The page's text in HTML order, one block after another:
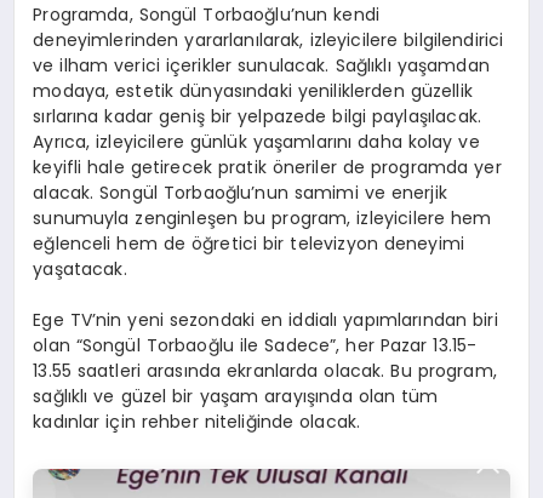
Programda, Songül Torbaoğlu’nun kendi
deneyimlerinden yararlanılarak, izleyicilere bilgilendirici
ve ilham verici içerikler sunulacak. Sağlıklı yaşamdan
modaya, estetik dünyasındaki yeniliklerden güzellik
sırlarına kadar geniş bir yelpazede bilgi paylaşılacak.
Ayrıca, izleyicilere günlük yaşamlarını daha kolay ve
keyifli hale getirecek pratik öneriler de programda yer
alacak. Songül Torbaoğlu’nun samimi ve enerjik
sunumuyla zenginleşen bu program, izleyicilere hem
eğlenceli hem de öğretici bir televizyon deneyimi
yaşatacak.
Ege TV’nin yeni sezondaki en iddialı yapımlarından biri
olan “Songül Torbaoğlu ile Sadece”, her Pazar 13.15-
13.55 saatleri arasında ekranlarda olacak. Bu program,
sağlıklı ve güzel bir yaşam arayışında olan tüm
kadınlar için rehber niteliğinde olacak.